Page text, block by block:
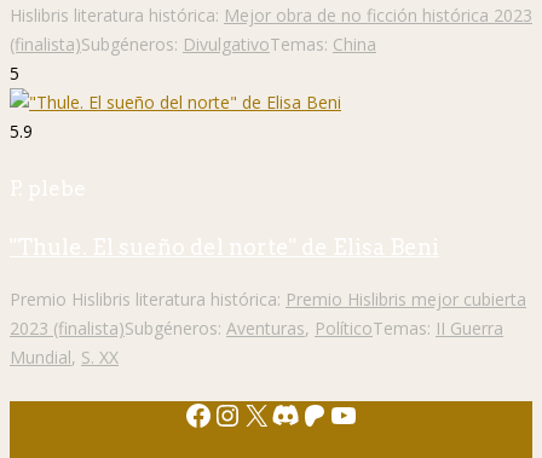
Hislibris literatura histórica: Mejor obra de no ficción histórica 2023
(finalista)Subgéneros: DivulgativoTemas: China
5
5.9
P. plebe
"Thule. El sueño del norte" de Elisa Beni
Premio Hislibris literatura histórica: Premio Hislibris mejor cubierta
2023 (finalista)Subgéneros: Aventuras, PolíticoTemas: II Guerra
Mundial, S. XX
Facebook
Instagram
X Discord
Patreon
YouTube